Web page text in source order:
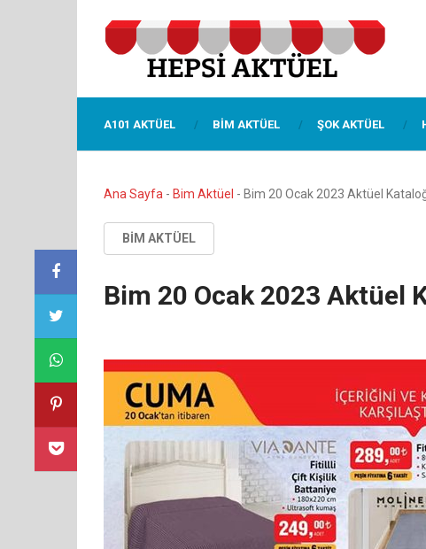
A101 AKTÜEL BIM AKTÜEL ŞOK AKTÜEL
Ana Sayfa - Bim Aktüel - Bim 20 Ocak 2023 Aktüel
BIM AKTÜEL
Bim 20 Ocak 2023 Aktüel